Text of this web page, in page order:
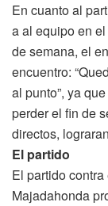
En cuanto al
a al equipo en
de semana, el
encuentro:
al punto”, ya
perder el fin de
directos,
El partido
El partido
Majadahonda